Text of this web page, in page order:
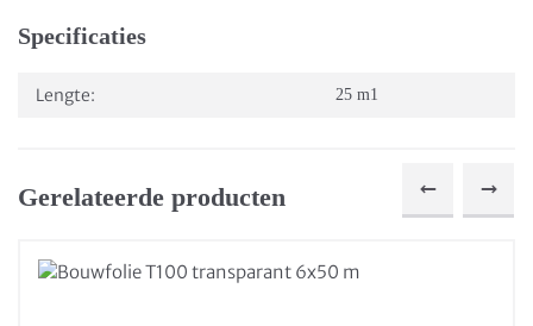
Specificaties
Lengte: 25 m1
Gerelateerde producten